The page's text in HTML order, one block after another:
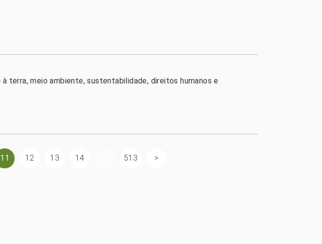
meio ambiente, sustentabilidade, direitos humanos e
11 12 13 14 513